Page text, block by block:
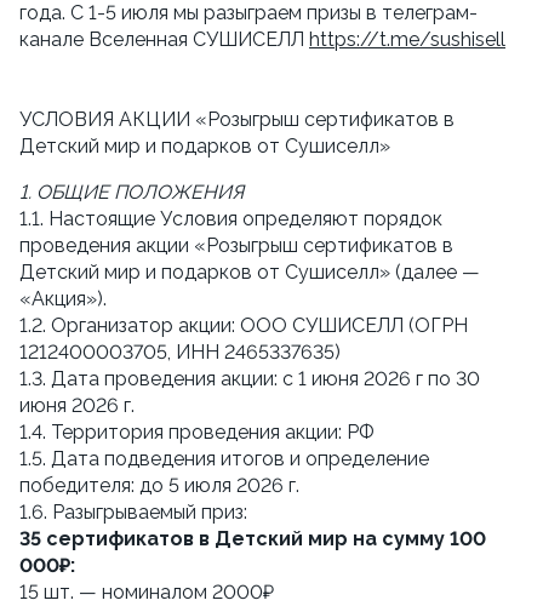
года. С 1-5 июля мы разыграем призы в телеграм-
канале Вселенная СУШИСЕЛЛ https://t.me/sushisell
УСЛОВИЯ АКЦИИ «Розыгрыш сертификатов в
Детский мир и подарков от Сушиселл»
1. ОБЩИЕ ПОЛОЖЕНИЯ
1.1. Настоящие Условия определяют порядок
проведения акции «Розыгрыш сертификатов в
Детский мир и подарков от Сушиселл» (далее —
«Акция»).
1.2. Организатор акции: ООО СУШИСЕЛЛ (ОГРН
1212400003705, ИНН 2465337635)
1.3. Дата проведения акции: с 1 июня 2026 г по 30
июня 2026 г.
1.4. Территория проведения акции: РФ
1.5. Дата подведения итогов и определение
победителя: до 5 июля 2026 г.
1.6. Разыгрываемый приз:
35 сертификатов в Детский мир на сумму 100
000₽:
15 шт. — номиналом 2000₽